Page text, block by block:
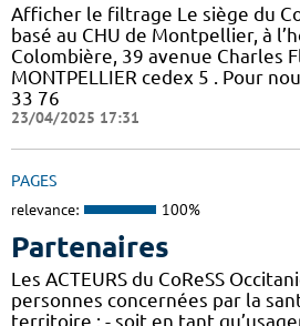
Afficher le filtrage Le siège du
basé au CHU de Montpellier, à
Colombière, 39 avenue Charles
MONTPELLIER cedex 5 . Pour
33 76
23/04/2025 17:31
PAGES
relevance: 100%
Partenaires
Les ACTEURS du CoReSS
personnes concernées par la
territoire : - soit en tant